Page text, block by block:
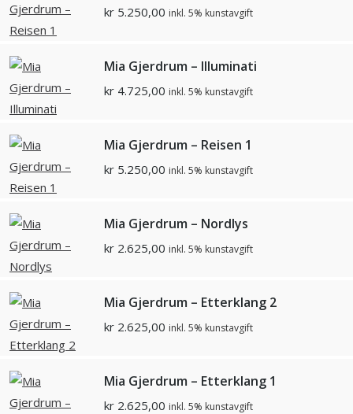
kr 5.250,00 inkl. 5% kunstavgift
Mia Gjerdrum – Illuminati
kr 4.725,00 inkl. 5% kunstavgift
Mia Gjerdrum – Reisen 1
kr 5.250,00 inkl. 5% kunstavgift
Mia Gjerdrum – Nordlys
kr 2.625,00 inkl. 5% kunstavgift
Mia Gjerdrum – Etterklang 2
kr 2.625,00 inkl. 5% kunstavgift
Mia Gjerdrum – Etterklang 1
kr 2.625,00 inkl. 5% kunstavgift